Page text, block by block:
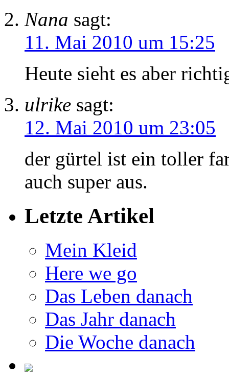
Nana sagt:
11. Mai 2010 um 15:25
Heute sieht es aber
ulrike sagt:
12. Mai 2010 um 23:05
der gürtel ist ein toller
auch super aus.
Letzte Artikel
Mein Kleid
Here we go
Das Leben danach
Das Jahr danach
Die Woche danach